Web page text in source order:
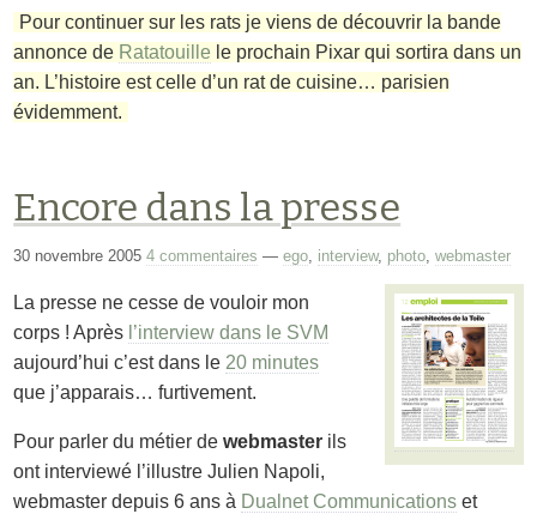
Pour continuer sur les rats je viens de découvrir la bande
annonce de Ratatouille le prochain Pixar qui sortira dans un
an. L’histoire est celle d’un rat de cuisine… parisien
évidemment.
Encore dans la presse
30 novembre 20054 commentaires —ego, interview, photo,webmaster
La presse ne cesse de vouloir mon
corps ! Après l’interview dans le SVM
aujourd’hui c’est dans le 20 minutes
que j’apparais… furtivement.
Pour parler du métier dewebmaster ils
ont interviewé l’illustre Julien Napoli,
webmaster depuis 6 ans à Dualnet Communications et